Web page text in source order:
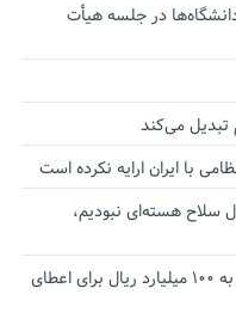
دانشگاه‌ها در جلسه هیأت
تبدیل می‌کند
با ایران ارایه نکرده است
سلاح هسته‌ای نبودیم،
آستانه الزام به دریافت صورت های مالی به ۱۰۰ میلیارد ریال برای اعطای